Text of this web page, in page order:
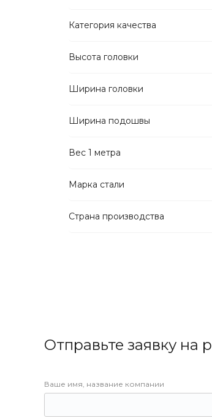
Категория качества
Высота головки
Ширина головки
Ширина подошвы
Вес 1 метра
Марка стали
Страна производства
Отправьте заявку на
Ваше имя, название компании